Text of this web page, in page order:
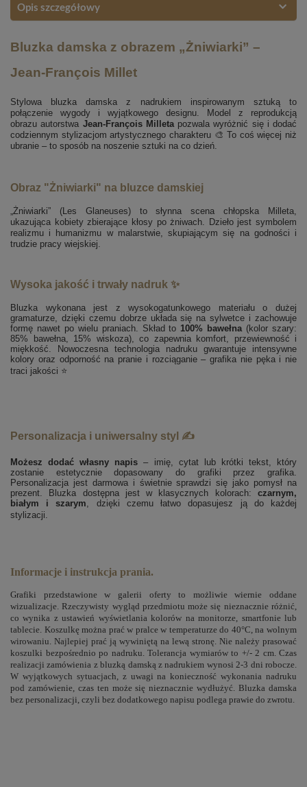
Opis szczegółowy
Bluzka damska z obrazem „Żniwiarki” –
Jean-François Millet
Stylowa bluzka damska z nadrukiem inspirowanym sztuką to
połączenie wygody i wyjątkowego designu. Model z reprodukcją
obrazu autorstwa Jean-François Milletapozwala wyróżnić się i dodać
codziennym stylizacjom artystycznego charakteru 🎨 To coś więcej niż
ubranie – to sposób na noszenie sztuki na co dzień.
Obraz "Żniwiarki" na bluzce damskiej
„Żniwiarki” (Les Glaneuses) to słynna scena chłopska Milleta,
ukazująca kobiety zbierające kłosy po żniwach. Dzieło jest symbolem
realizmu i humanizmu w malarstwie, skupiającym się na godności i
trudzie pracy wiejskiej.
Wysoka jakość i trwały nadruk ✨
Bluzka wykonana jest z wysokogatunkowego materiału o dużej
gramaturze, dzięki czemu dobrze układa się na sylwetce i zachowuje
formę nawet po wielu praniach. Skład to 100% bawełna(kolor szary:
85% bawełna, 15% wiskoza), co zapewnia komfort, przewiewność i
miękkość. Nowoczesna technologia nadruku gwarantuje intensywne
kolory oraz odporność na pranie i rozciąganie – grafika nie pęka i nie
traci jakości ⭐
Personalizacja i uniwersalny styl ✍️
Możesz dodać własny napis – imię, cytat lub krótki tekst, który
zostanie estetycznie dopasowany do grafiki przez grafika.
Personalizacja jest darmowa i świetnie sprawdzi się jako pomysł na
prezent. Bluzka dostępna jest w klasycznych kolorach: czarnym,
białym i szarym, dzięki czemu łatwo dopasujesz ją do każdej
stylizacji.
Informacje i instrukcja prania.
Grafiki przedstawione w galerii oferty to możliwie wiernie oddane
wizualizacje. Rzeczywisty wygląd przedmiotu może się nieznacznie różnić,
co wynika z ustawień wyświetlania kolorów na monitorze, smartfonie lub
tablecie. Koszulkę można prać w pralce w temperaturze do 40°C, na wolnym
wirowaniu. Najlepiej prać ją wywiniętą na lewą stronę. Nie należy prasować
koszulki bezpośrednio po nadruku. Tolerancja wymiarów to +/- 2 cm. Czas
realizacji zamówienia z bluzką damską z nadrukiem wynosi 2-3 dni robocze.
W wyjątkowych sytuacjach, z uwagi na konieczność wykonania nadruku
pod zamówienie, czas ten może się nieznacznie wydłużyć. Bluzka damska
bez personalizacji, czyli bez dodatkowego napisu podlega prawie do zwrotu.